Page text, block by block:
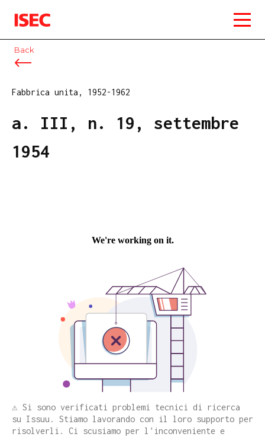
ISEC
Back
Fabbrica unita, 1952-1962
a. III, n. 19, settembre
1954
⚠️ Si sono verificati problemi tecnici di ricerca
su Issuu. Stiamo lavorando con il loro supporto per
risolverli. Ci scusiamo per l'inconveniente e